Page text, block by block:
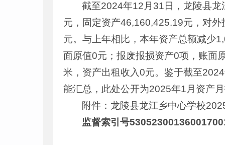
截至2024年12月31日，龙陵县
元，固定资产46,160,425.19元，对
元。与上年相比，本年资产总额减少
面原值0元；报废报损资产0项，账面
米，资产出租收入0元。鉴于截至
能汇总，此处公开为2025年1月资产
附件：龙陵县龙江乡中心学校
监督索引号